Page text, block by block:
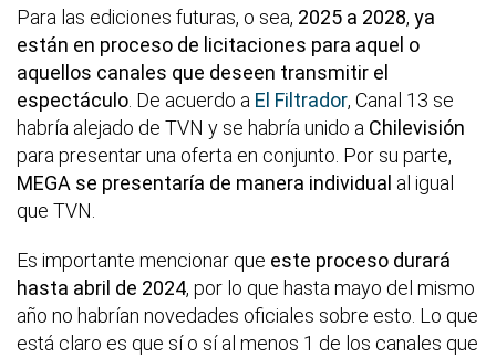
Para las ediciones futuras, o sea, 2025 a 2028, ya
están en proceso de licitaciones para aquel o
aquellos canales que deseen transmitir el
espectáculo. De acuerdo a El Filtrador, Canal 13 se
habría alejado de TVN y se habría unido a Chilevisión
para presentar una oferta en conjunto. Por su parte,
MEGA se presentaría de manera individual al igual
que TVN.
Es importante mencionar que este proceso durará
hasta abril de 2024, por lo que hasta mayo del mismo
año no habrían novedades oficiales sobre esto. Lo que
está claro es que sí o sí al menos 1 de los canales que